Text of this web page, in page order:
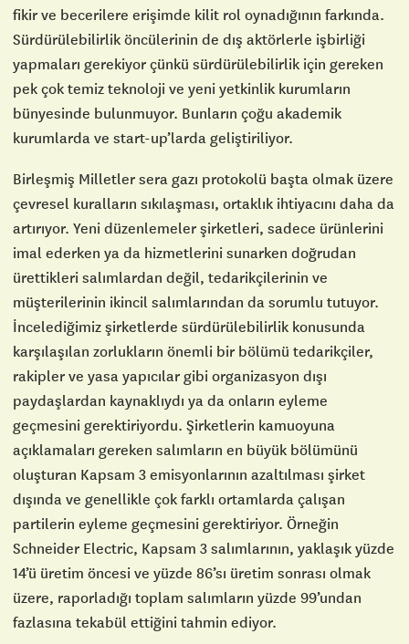
fikir ve becerilere erişimde kilit rol oynadığının farkında.
Sürdürülebilirlik öncülerinin de dış aktörlerle işbirliği
yapmaları gerekiyor çünkü sürdürülebilirlik için gereken
pek çok temiz teknoloji ve yeni yetkinlik kurumların
bünyesinde bulunmuyor. Bunların çoğu akademik
kurumlarda ve start-up’larda geliştiriliyor.
Birleşmiş Milletler sera gazı protokolü başta olmak üzere
çevresel kuralların sıkılaşması, ortaklık ihtiyacını daha da
artırıyor. Yeni düzenlemeler şirketleri, sadece ürünlerini
imal ederken ya da hizmetlerini sunarken doğrudan
ürettikleri salımlardan değil, tedarikçilerinin ve
müşterilerinin ikincil salımlarından da sorumlu tutuyor.
İncelediğimiz şirketlerde sürdürülebilirlik konusunda
karşılaşılan zorlukların önemli bir bölümü tedarikçiler,
rakipler ve yasa yapıcılar gibi organizasyon dışı
paydaşlardan kaynaklıydı ya da onların eyleme
geçmesini gerektiriyordu. Şirketlerin kamuoyuna
açıklamaları gereken salımların en büyük bölümünü
oluşturan Kapsam 3 emisyonlarının azaltılması şirket
dışında ve genellikle çok farklı ortamlarda çalışan
partilerin eyleme geçmesini gerektiriyor. Örneğin
Schneider Electric, Kapsam 3 salımlarının, yaklaşık yüzde
14’ü üretim öncesi ve yüzde 86’sı üretim sonrası olmak
üzere, raporladığı toplam salımların yüzde 99’undan
fazlasına tekabül ettiğini tahmin ediyor.